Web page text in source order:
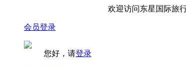
欢迎访问东星国际旅行社
会员登录
您好，请登录